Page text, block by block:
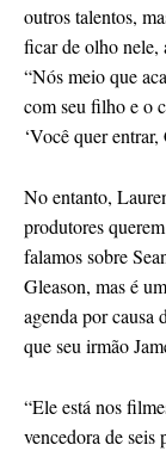
outros talentos,
ficar de olho nele,
“Nós meio que
com seu filho e o
‘Você quer
No entanto,
produtores
falamos sobre
Gleason, mas é
agenda por causa
que seu irmão
“Ele está nos
vencedora de seis